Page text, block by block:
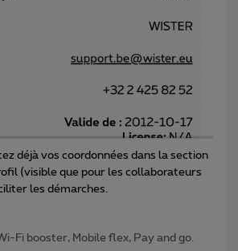
déjà vos coordonnées dans la section
(visible que pour les collaborateurs
les démarches.
Fi booster, Mobile flex, Pay and go.